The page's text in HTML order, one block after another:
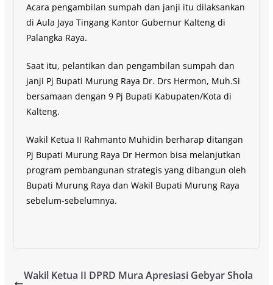
Acara pengambilan sumpah dan janji itu dilaksankan
di Aula Jaya Tingang Kantor Gubernur Kalteng di
Palangka Raya.
Saat itu, pelantikan dan pengambilan sumpah dan
janji Pj Bupati Murung Raya Dr. Drs Hermon, Muh.Si
bersamaan dengan 9 Pj Bupati Kabupaten/Kota di
Kalteng.
Wakil Ketua II Rahmanto Muhidin berharap ditangan
Pj Bupati Murung Raya Dr Hermon bisa melanjutkan
program pembangunan strategis yang dibangun oleh
Bupati Murung Raya dan Wakil Bupati Murung Raya
sebelum-sebelumnya.
Wakil Ketua II DPRD Mura Apresiasi Gebyar Shola